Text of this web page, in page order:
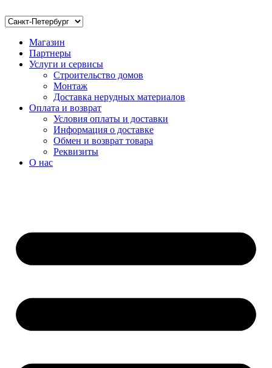
Магазин
Партнеры
Услуги и сервисы
Строительство домов
Монтаж
Доставка нерудных материалов
Оплата и возврат
Условия оплаты и доставки
Информация о доставке
Обмен и возврат товара
Реквизиты
О нас